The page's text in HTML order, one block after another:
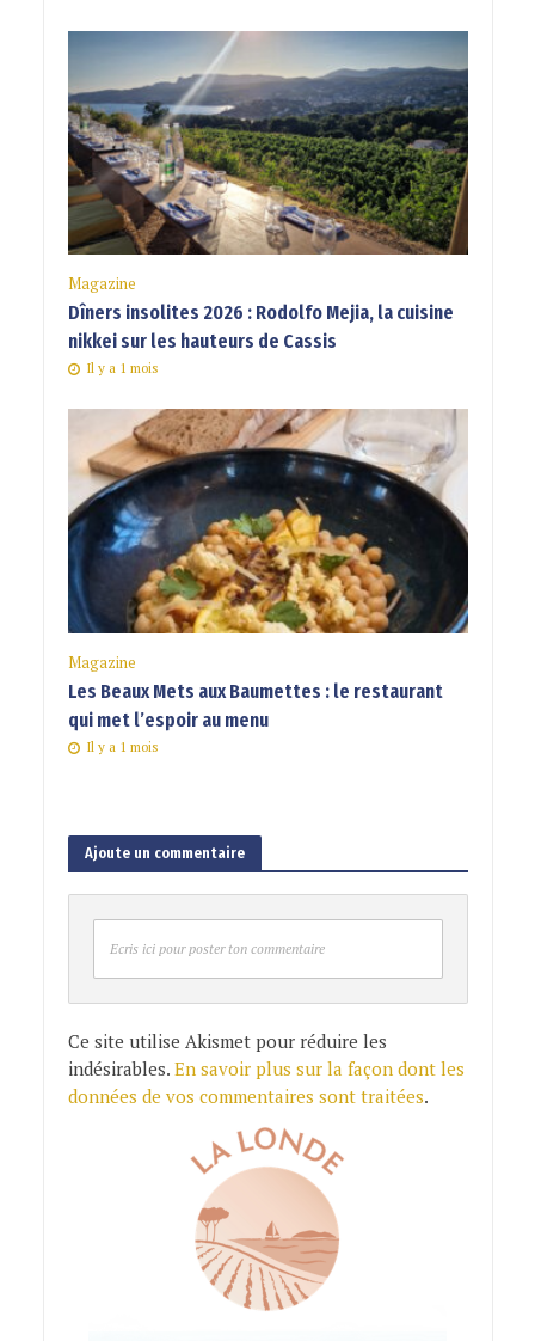
Magazine
Dîners insolites 2026 : Rodolfo Mejia, la cuisine
nikkei sur les hauteurs de Cassis
Il y a 1 mois
Magazine
Les Beaux Mets aux Baumettes : le restaurant
qui met l’espoir au menu
Il y a 1 mois
Ajoute un commentaire
Ecris ici pour poster ton commentaire
Ce site utilise Akismet pour réduire les
indésirables. En savoir plus sur la façon dont les
données de vos commentaires sont traitées.